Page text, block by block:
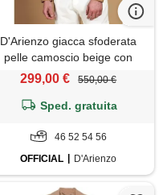
D'Arienzo giacca sfoderata
pelle camoscio beige con
colletto camicia D'Arienzo
299,00 € 550,00 €
Sped. gratuita
46 52 54 56
OFFICIAL
D'Arienzo